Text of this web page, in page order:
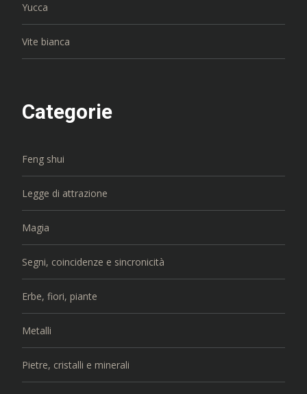
Yucca
Vite bianca
Categorie
Feng shui
Legge di attrazione
Magia
Segni, coincidenze e sincronicità
Erbe, fiori, piante
Metalli
Pietre, cristalli e minerali